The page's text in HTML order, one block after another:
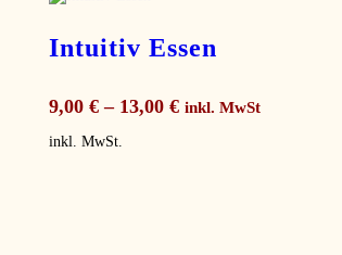
Intuitiv Essen
9,00 €– 13,00 € inkl. MwSt
inkl. MwSt.